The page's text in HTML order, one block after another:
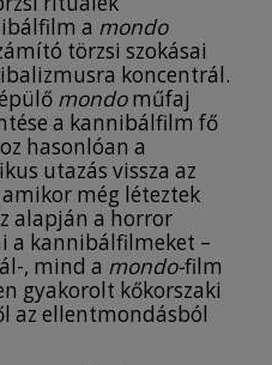
a mondo
törzsi szokásai
koncentrál.
mondoműfaj
a kannibálfilm fő
hasonlóan a
utazás vissza az
még léteztek
alapján a horror
a kannibálfilmeket –
, mind a mondo-film
gyakorolt kőkorszaki
az ellentmondásból